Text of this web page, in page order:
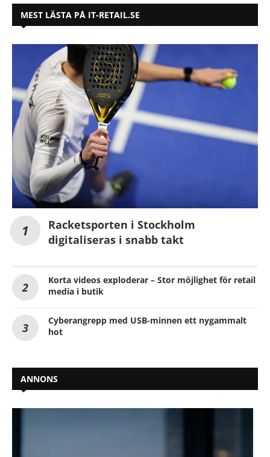
MEST LÄSTA PÅ IT-RETAIL.SE
Racketsporten i Stockholm
digitaliseras i snabb takt
Korta videos exploderar – Stor möjlighet för retail
media i butik
Cyberangrepp med USB-minnen ett nygammalt
hot
ANNONS